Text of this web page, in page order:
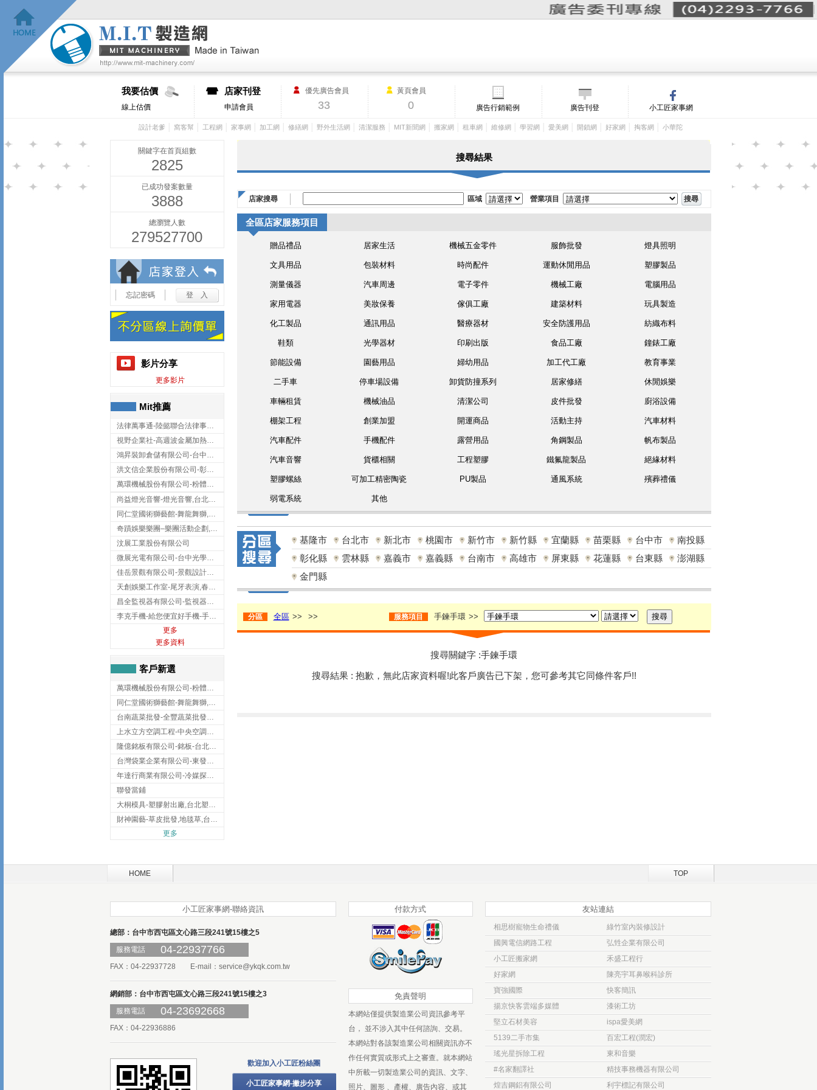
詢價單(0
我要估價
線上估價
店家刊登
申請會員
優先廣告會員
33
黃頁會員
0 廣告行銷範例 廣告刊登 小工匠家事網
設計老爹 窩客幫 工程網 家事網 加工網 修繕網 野外生活網 清潔服務 MIT新聞網 搬家網 租車網 維修網 學習網 愛美網 開鎖網 好家網 掏客網 小華陀
關鍵字在首頁組數
2825
已成功發案數量
3888
總瀏覽人數
279527700
忘記密碼
影片分享
更多影片
Mit推薦
法律萬事通-陸懿聯合法律事務所
視野企業社-高週波金屬加熱設備,彰化高週波金屬加熱設備
鴻昇裝卸倉儲有限公司-台中貨櫃裝卸
洪文信企業股份有限公司-彰化鋅合金鑄造,彰化五金加工,彰化五金配件
萬環機械股份有限公司-粉體塗裝設備,輸送機,輸送機設備,台南輸送機
尚益燈光音響-燈光音響,台北燈光音響,台北燈光音響出租
同仁堂國術獅藝館-舞龍舞獅,台中舞龍舞獅
奇蹟娛樂樂團–樂團活動企劃,台中樂團表演,台中婚禮樂團
汶展工業股份有限公司
微展光電有限公司-台中光學鍍膜,optical filter taiwan,台灣光學鍍膜
佳岳景觀有限公司-景觀設計公司,台北景觀設計,台北景觀工程,中山區景觀設計
天創娛樂工作室-尾牙表演,春酒表演,板橋尾牙表演
昌全監視器有限公司-監視器安裝,高雄監視器安裝,鳳山區監視器安裝
李克手機-給您便宜好手機-手機收購,屏東手機收購
更多
更多資料
客戶新選
萬環機械股份有限公司-粉體塗裝設備,輸送機,輸送機設備,台南輸送機
同仁堂國術獅藝館-舞龍舞獅,台中舞龍舞獅
台南蔬菜批發-全豐蔬菜批發專送/台南蔬菜箱宅配到府
上水立方空調工程-中央空調規劃,台北中央空調規劃
隆億銘板有限公司-銘板-台北銘板-板橋銘板
台灣袋業企業有限公司-東發企業社/台中太空袋/太空包
年達行商業有限公司-冷媒探漏儀,壓力錶組,真空泵浦,台北冷凍空調材料
聯發當鋪
大桐模具-塑膠射出廠,台北塑膠射出廠
財神園藝-草皮批發,地毯草,台北草,彰化地毯草,彰化台北草
更多
搜尋結果
店家搜尋 區域 營業項目
全區店家服務項目
贈品禮品 居家生活 機械五金零件 服飾批發 燈具照明
文具用品 包裝材料 時尚配件 運動休閒用品 塑膠製品
測量儀器 汽車周邊 電子零件 機械工廠 電腦用品
家用電器 美妝保養 傢俱工廠 建築材料 玩具製造
化工製品 通訊用品 醫療器材 安全防護用品 紡織布料
鞋類 光學器材 印刷出版 食品工廠 鐘錶工廠
節能設備 園藝用品 婦幼用品 加工代工廠 教育事業
二手車 停車場設備 卸貨防撞系列 居家修繕 休閒娛樂
車輛租賃 機械油品 清潔公司 皮件批發 廚浴設備
棚架工程 創業加盟 開運商品 活動主持 汽車材料
汽車配件 手機配件 露營用品 角鋼製品 帆布製品
汽車音響 貨櫃相關 工程塑膠 鐵氟龍製品 絕緣材料
塑膠螺絲 可加工精密陶瓷 PU製品 通風系統 殯葬禮儀
弱電系統 其他
基隆市 台北市 新北市 桃園市 新竹市 新竹縣 宜蘭縣 苗栗縣 台中市
南投縣
彰化縣
雲林縣 嘉義市 嘉義縣 台南市 高雄市 屏東縣 花蓮縣 台東縣
澎湖縣
金門縣
分區 全區 >> >> 服務項目 手鍊手環 >>
搜尋關鍵字 :手鍊手環
搜尋結果 : 抱歉，無此店家資料喔!此客戶廣告已下架，您可參考其它同條件客戶!!
HOME TOP
小工匠家事網-聯絡資訊
總部：台中市西屯區文心路三段241號15樓之5
服務電話
04-22937766
FAX：04-22937728 E-mail： service@ykqk.com.tw
網銷部：台中市西屯區文心路三段241號15樓之3
服務電話
04-23692668
FAX：04-22936886
歡迎加入小工匠粉絲團
小工匠家事網-撇步分享
付款方式
免責聲明
本網站僅提供製造業公司資訊參考平
台， 並不涉入其中任何諮詢、交易。
本網站對各該製造業公司相關資訊亦不
作任何實質或形式上之審查。就本網站
中所載一切製造業公司的資訊、文字、
照片、圖形 、產權、廣告內容、或其
友站連結
相思樹寵物生命禮儀
綠竹室內裝修設計
國興電信網路工程
弘甡企業有限公司
小工匠搬家網
禾盛工程行
好家網
陳亮宇耳鼻喉科診所
寶強國際
快客簡訊
揚京快客雲端多媒體
漆術工坊
堅立石材美容
ispa愛美網
5139二手市集
百宏工程(潤宏)
瑤光星拆除工程
東和音樂
#名家翻譯社
精技事務機器有限公司
煌吉鋼鋁有限公司
利宇標記有限公司